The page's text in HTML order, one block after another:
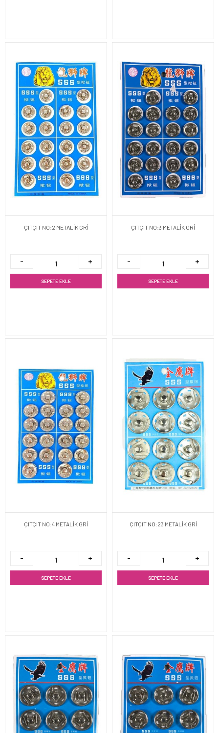
ÇITÇIT NO:2 METALİK GRİ
SEPETE EKLE
ÇITÇIT NO:3 METALİK GRİ
SEPETE EKLE
ÇITÇIT NO:4 METALİK GRİ
SEPETE EKLE
ÇITÇIT NO:23 METALİK GRİ
SEPETE EKLE